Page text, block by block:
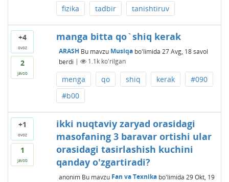
fizika tadbir tanishtiruv
+4
ovoz
2
javob
manga bitta qo`shiq kerak
ARASH Bu mavzu Musiqabo'limida 27 Avg, 18 savol
berdi | 1.1kko'rilgan
menga qo shiq kerak
#090
#b00
+1
ovoz
1
javob
ikki nuqtaviy zaryad orasidagi
masofaning 3 baravar ortishi ular
orasidagi tasirlashish kuchini
qanday o'zgartiradi?
anonim Bu mavzu Fan va Texnikabo'limida 29 Okt, 19